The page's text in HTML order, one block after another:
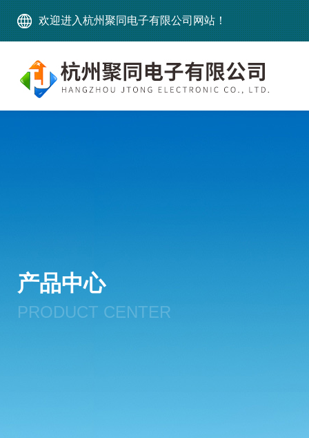
欢迎进入杭州聚同电子有限公司网站！
产品中心
PRODUCT CENTER